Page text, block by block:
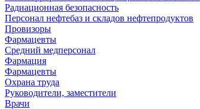
Радиационная безопасность
Персонал нефтебаз и складов нефтепродуктов
Провизоры
Фармацевты
Средний медперсонал
Фармация
Фармацевты
Охрана труда
Руководители, заместители
Врачи